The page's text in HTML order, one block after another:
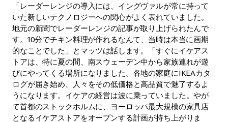
「レーダーレンジの導入には、イングヴァルが常に持って
いた新しいテクノロジーへの関心がよく表れていました。
地元の新聞でレーダーレンジの記事が取り上げられたんで
す。10分でチキン料理が作れるなんて、当時は本当に画期
的なことでした」とマッツは話します。「すぐにイケアス
トアは、特に夏の間、南スウェーデン中から家族連れが遊
びにやってくる場所になりました。各地の家庭にIKEAカタ
ログが届き始め、人々をその低価格と高品質で魅了するよ
うになります。イケアの経営は波に乗っていました。やが
て首都のストックホルムに、ヨーロッパ最大規模の家具店
となるイケアストアをオープンする計画が持ち上がりま